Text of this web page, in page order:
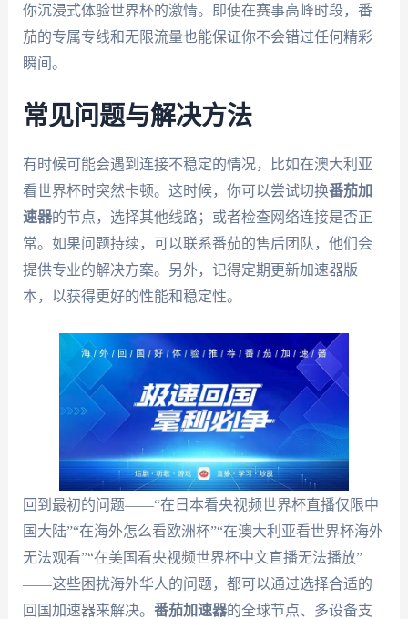
你沉浸式体验世界杯的激情。即使在赛事高峰时段，番
茄的专属专线和无限流量也能保证你不会错过任何精彩
瞬间。
常见问题与解决方法
有时候可能会遇到连接不稳定的情况，比如在澳大利亚
看世界杯时突然卡顿。这时候，你可以尝试切换番茄加
速器的节点，选择其他线路；或者检查网络连接是否正
常。如果问题持续，可以联系番茄的售后团队，他们会
提供专业的解决方案。另外，记得定期更新加速器版
本，以获得更好的性能和稳定性。
回到最初的问题——“在日本看央视频世界杯直播仅限中
国大陆”“在海外怎么看欧洲杯”“在澳大利亚看世界杯海外
无法观看”“在美国看央视频世界杯中文直播无法播放”
——这些困扰海外华人的问题，都可以通过选择合适的
回国加速器来解决。 番茄加速器的全球节点、多设备支